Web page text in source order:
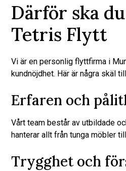
Därför ska
Tetris Flytt
Vi är en personlig flyttfirma i
kundnöjdhet. Här är några skäl
Erfaren och
Vårt team består av utbildade
hanterar allt från tunga möbler
Trygghet och